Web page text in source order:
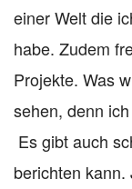
einer Welt die
habe. Zudem
Projekte. Was
sehen, denn
Es gibt auch
berichten